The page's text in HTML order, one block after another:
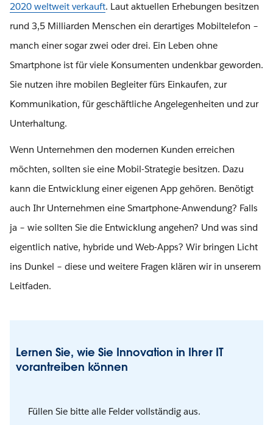
2020 weltweit verkauft. Laut aktuellen Erhebungen besitzen
rund 3,5 Milliarden Menschen ein derartiges Mobiltelefon –
manch einer sogar zwei oder drei. Ein Leben ohne
Smartphone ist für viele Konsumenten undenkbar geworden.
Sie nutzen ihre mobilen Begleiter fürs Einkaufen, zur
Kommunikation, für geschäftliche Angelegenheiten und zur
Unterhaltung.
Wenn Unternehmen den modernen Kunden erreichen
möchten, sollten sie eine Mobil-Strategie besitzen. Dazu
kann die Entwicklung einer eigenen App gehören. Benötigt
auch Ihr Unternehmen eine Smartphone-Anwendung? Falls
ja – wie sollten Sie die Entwicklung angehen? Und was sind
eigentlich native, hybride und Web-Apps? Wir bringen Licht
ins Dunkel – diese und weitere Fragen klären wir in unserem
Leitfaden.
Lernen Sie, wie Sie Innovation in Ihrer IT
vorantreiben können
Füllen Sie bitte alle Felder vollständig aus.